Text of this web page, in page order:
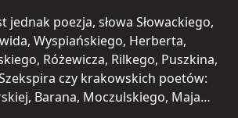
jednak poezja, słowa Słowackiego,
Wyspiańskiego, Herberta,
Różewicza, Rilkego, Puszkina,
czy krakowskich poetów:
Barana, Moczulskiego, Maja…